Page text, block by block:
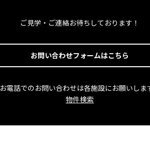
ご見学・ご連絡お待ちしております！
お問い合わせフォームはこちら
お電話でのお問い合わせは各施設にお願いしま
物件検索